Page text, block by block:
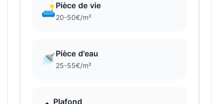
🛋️Pièce de vie
20-50€/m²
🚿Pièce d'eau
25-55€/m²
Plafond